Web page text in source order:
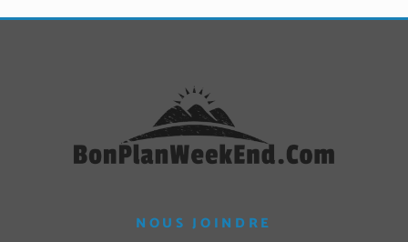
NOUS JOINDRE